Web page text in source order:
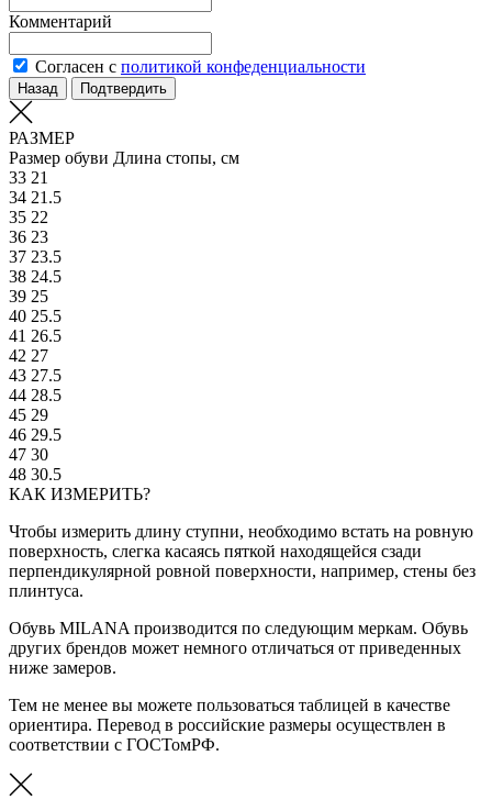
Комментарий
Согласен с политикой конфеденциальности
Назад Подтвердить
РАЗМЕР
Размер обуви Длина стопы, см
33 21
34 21.5
35 22
36 23
37 23.5
38 24.5
39 25
40 25.5
41 26.5
42 27
43 27.5
44 28.5
45 29
46 29.5
47 30
48 30.5
КАК ИЗМЕРИТЬ?
Чтобы измерить длину ступни, необходимо встать на ровную
поверхность, слегка касаясь пяткой находящейся сзади
перпендикулярной ровной поверхности, например, стены без
плинтуса.
Обувь MILANA производится по следующим меркам. Обувь
других брендов может немного отличаться от приведенных
ниже замеров.
Тем не менее вы можете пользоваться таблицей в качестве
ориентира. Перевод в российские размеры осуществлен в
соответствии с ГОСТомРФ.